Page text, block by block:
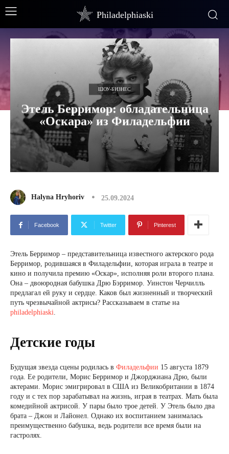
Philadelphiaski
ШОУ-БИЗНЕС
Этель Берримор: обладательница
«Оскара» из Филадельфии
Halyna Hryhoriv 25.09.2024
Facebook Twitter Pinterest
Этель Берримор – представительница известного актерского рода
Берримор, родившаяся в Филадельфии, которая играла в театре и
кино и получила премию «Оскар», исполняя роли второго плана.
Она – двоюродная бабушка Дрю Бэрримор. Уинстон Черчилль
предлагал ей руку и сердце. Каков был жизненный и творческий
путь чрезвычайной актрисы? Рассказываем в статье на
philadelphiaski.
Детские годы
Будущая звезда сцены родилась в Филадельфии 15 августа 1879
года. Ее родители, Морис Берримор и Джорджиана Дрю, были
актерами. Морис эмигрировал в США из Великобритании в 1874
году и с тех пор зарабатывал на жизнь, играя в театрах. Мать была
комедийной актрисой. У пары было трое детей. У Этель было два
брата – Джон и Лайонел. Однако их воспитанием занималась
преимущественно бабушка, ведь родители все время были на
гастролях.